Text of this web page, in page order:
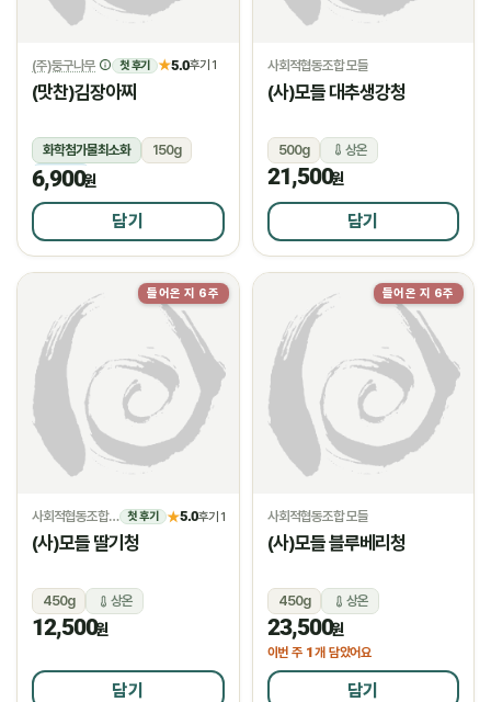
(주)둥구나무 첫 후기 ★5.0후기 1
(맛찬)김장아찌
화학첨가물최소화
150g
냉장
6,900원
담기
사회적협동조합 모들
(사)모들 대추생강청
500g 상온
21,500원
담기
들어온 지 6주
사회적협동조합 모들 첫 후기 ★5.0후기 1
(사)모들 딸기청
450g 상온
12,500원
담기
들어온 지 6주
사회적협동조합 모들
(사)모들 블루베리청
450g 상온
23,500원
이번 주 1개 담았어요
담기